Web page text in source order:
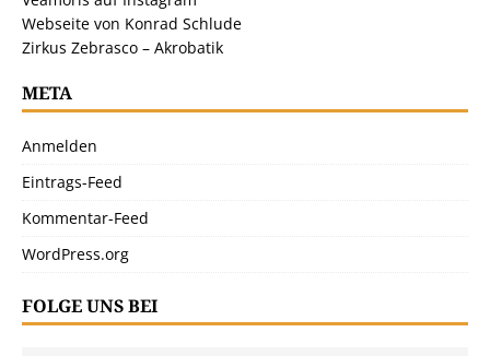
Webseite von Konrad Schlude
Zirkus Zebrasco – Akrobatik
META
Anmelden
Eintrags-Feed
Kommentar-Feed
WordPress.org
FOLGE UNS BEI